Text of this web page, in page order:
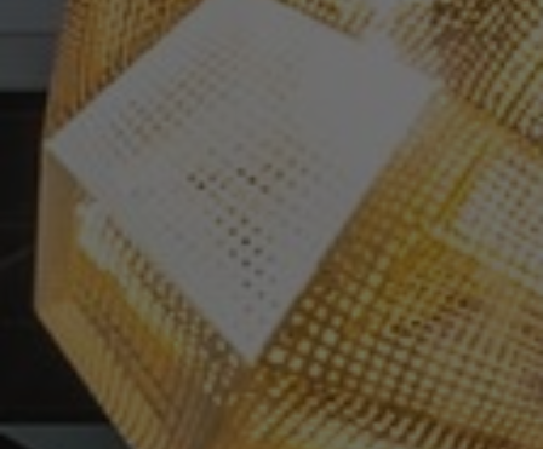
Instalación
Mantenimiento
Colaboraciones con diseñadores
Historias
Sobre nosotros
Contáctanos
Pattern Tile Tool
Image & Material Bank
Idioma